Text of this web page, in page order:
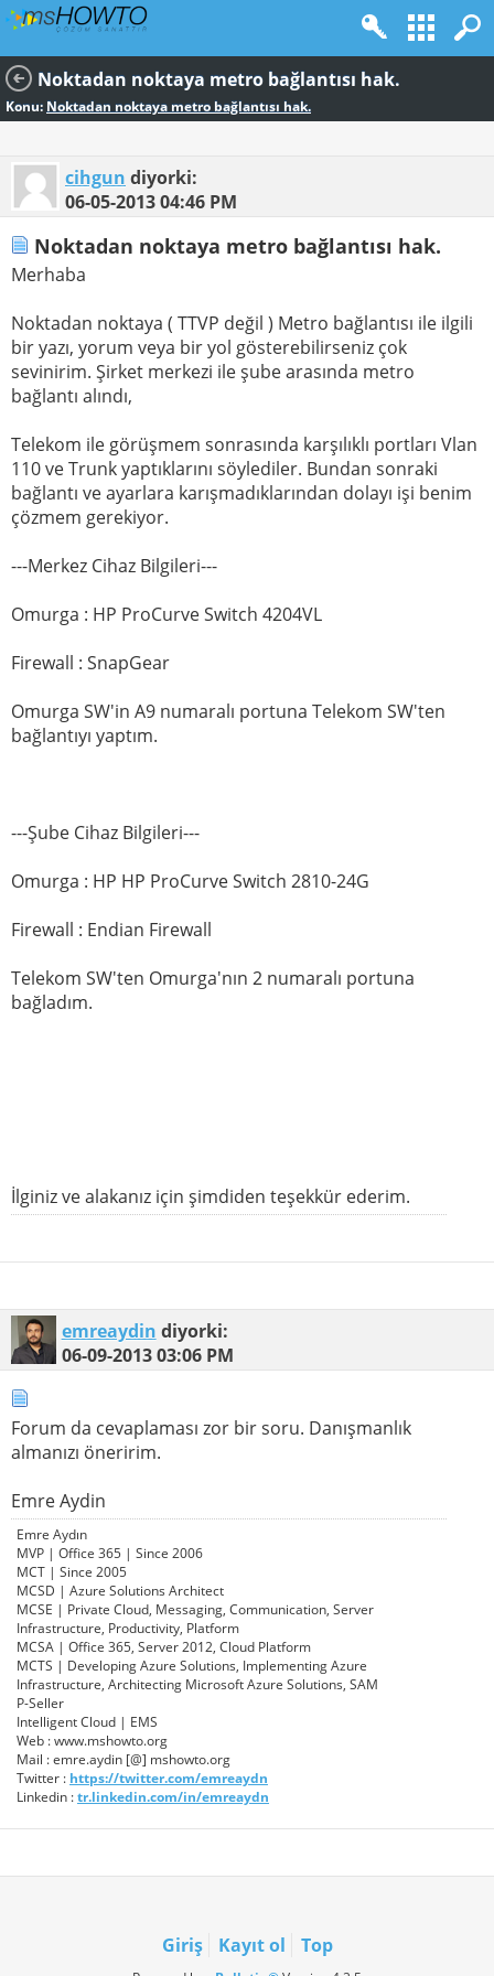
Noktadan noktaya metro bağlantısı hak.
Konu: Noktadan noktaya metro bağlantısı hak.
cihgun diyorki:
06-05-201304:46 PM
Noktadan noktaya metro bağlantısı hak.
Merhaba
Noktadan noktaya ( TTVP değil ) Metro bağlantısı ile ilgili
bir yazı, yorum veya bir yol gösterebilirseniz çok
sevinirim. Şirket merkezi ile şube arasında metro
bağlantı alındı,
Telekom ile görüşmem sonrasında karşılıklı portları Vlan
110 ve Trunk yaptıklarını söylediler. Bundan sonraki
bağlantı ve ayarlara karışmadıklarından dolayı işi benim
çözmem gerekiyor.
---Merkez Cihaz Bilgileri---
Omurga : HP ProCurve Switch 4204VL
Firewall : SnapGear
Omurga SW'in A9 numaralı portuna Telekom SW'ten
bağlantıyı yaptım.
---Şube Cihaz Bilgileri---
Omurga : HP HP ProCurve Switch 2810-24G
Firewall : Endian Firewall
Telekom SW'ten Omurga'nın 2 numaralı portuna
bağladım.
İlginiz ve alakanız için şimdiden teşekkür ederim.
emreaydin diyorki:
06-09-201303:06 PM
Forum da cevaplaması zor bir soru. Danışmanlık
almanızı öneririm.
Emre Aydin
Emre Aydın
MVP | Office 365 | Since 2006
MCT | Since 2005
MCSD | Azure Solutions Architect
MCSE | Private Cloud, Messaging, Communication, Server
Infrastructure, Productivity, Platform
MCSA | Office 365, Server 2012, Cloud Platform
MCTS | Developing Azure Solutions, Implementing Azure
Infrastructure, Architecting Microsoft Azure Solutions, SAM
P-Seller
Intelligent Cloud | EMS
Web : www.mshowto.org
Mail : emre.aydin [@] mshowto.org
Twitter : https://twitter.com/emreaydn
Linkedin :tr.linkedin.com/in/emreaydn
Giriş Kayıt ol Top